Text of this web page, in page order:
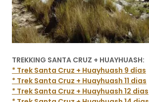
TREKKING SANTA CRUZ + HUAYHUASH:
* Trek Santa Cruz + Huayhuash 9 días
* Trek Santa Cruz + Huayhuash 11 dias
* Trek Santa Cruz + Huayhuash 12 dias